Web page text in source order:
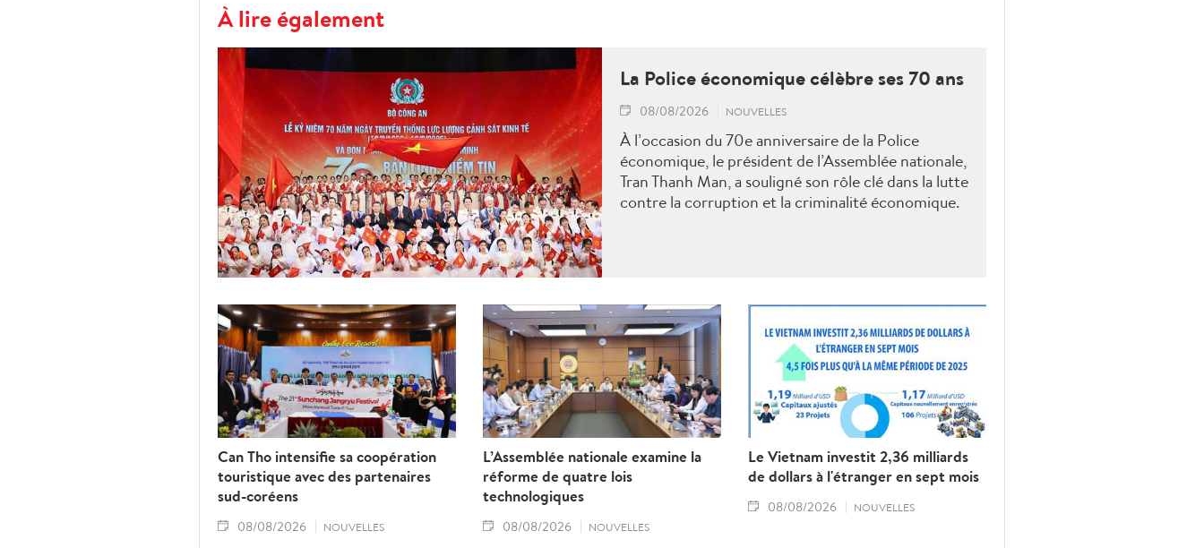
À lire également
La Police économique célèbre ses 70 ans
08/08/2026 NOUVELLES
À l’occasion du 70e anniversaire de la Police
économique, le président de l’Assemblée nationale,
Tran Thanh Man, a souligné son rôle clé dans la lutte
contre la corruption et la criminalité économique.
Can Tho intensifie sa coopération
touristique avec des partenaires
sud-coréens
08/08/2026 NOUVELLES
L’Assemblée nationale examine la
réforme de quatre lois
technologiques
08/08/2026 NOUVELLES
Le Vietnam investit 2,36 milliards
de dollars à l'étranger en sept mois
08/08/2026 NOUVELLES